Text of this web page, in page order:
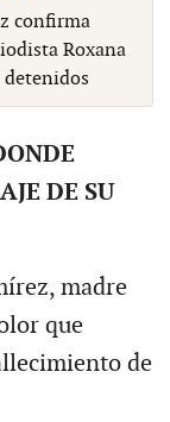
confirma
Roxana
detenidos
DE SU
madre
que
de